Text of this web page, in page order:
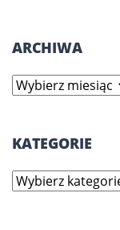
ARCHIWA
Archiwa
KATEGORIE
Kategorie